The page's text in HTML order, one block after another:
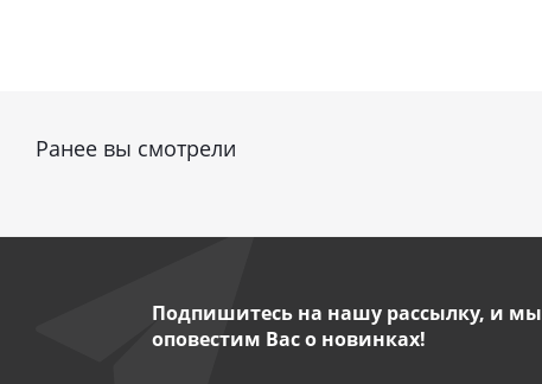
Ранее вы смотрели
Подпишитесь на нашу рассылку, и мы
оповестим Вас о новинках!